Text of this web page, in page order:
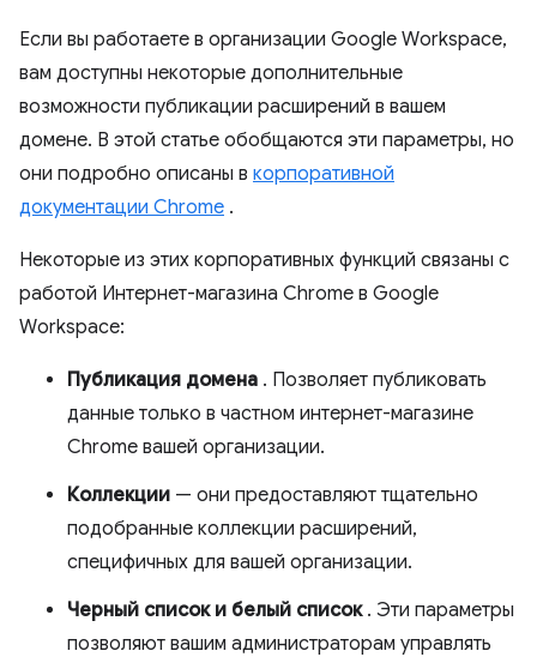
Если вы работаете в организации Google Workspace,
вам доступны некоторые дополнительные
возможности публикации расширений в вашем
домене. В этой статье обобщаются эти параметры, но
они подробно описаны в корпоративной
документации Chrome .
Некоторые из этих корпоративных функций связаны с
работой Интернет-магазина Chrome в Google
Workspace:
Публикация домена . Позволяет публиковать
данные только в частном интернет-магазине
Chrome вашей организации.
Коллекции — они предоставляют тщательно
подобранные коллекции расширений,
специфичных для вашей организации.
Черный список и белый список. Эти параметры
позволяют вашим администраторам управлять